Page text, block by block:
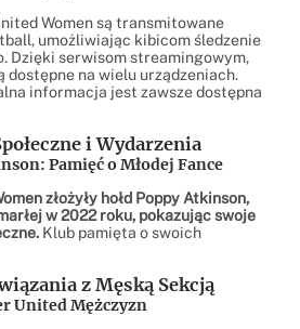
Women są transmitowane
umożliwiając kibicom śledzenie
Dzięki serwisom streamingowym,
dostępne na wielu urządzeniach.
informacja jest zawsze dostępna
i Wydarzenia
Pamięć o Młodej Fance
złożyły hołd Poppy Atkinson,
w 2022 roku, pokazując swoje
Klub pamięta o swoich
z Męską Sekcją
United Mężczyzn